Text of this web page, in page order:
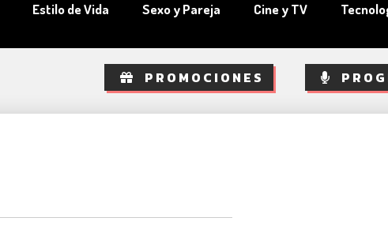
Estilo de Vida Sexo y Pareja Cine y TV
PROMOCIONES